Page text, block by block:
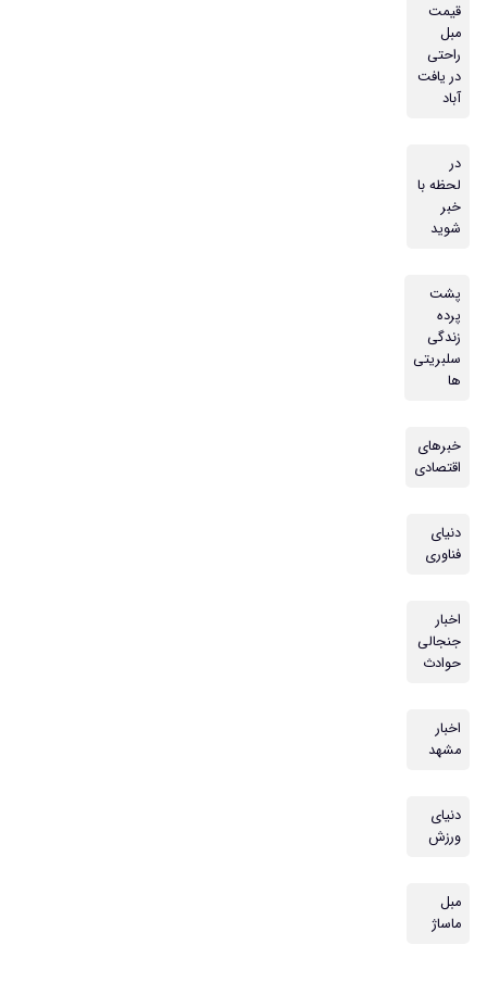
قیمت
مبل
راحتی
در یافت
آباد
در
لحظه با
خبر
شوید
پشت
پرده
زندگی
سلبریتی
ها
خبرهای
اقتصادی
دنیای
فناوری
اخبار
جنجالی
حوادث
اخبار
مشهد
دنیای
ورزش
مبل
ماساژ